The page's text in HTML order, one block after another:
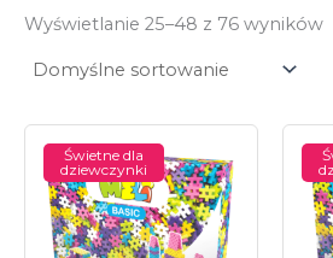
Wyświetlanie 25–48 z 76 wyników
Świetne dla
dziewczynki